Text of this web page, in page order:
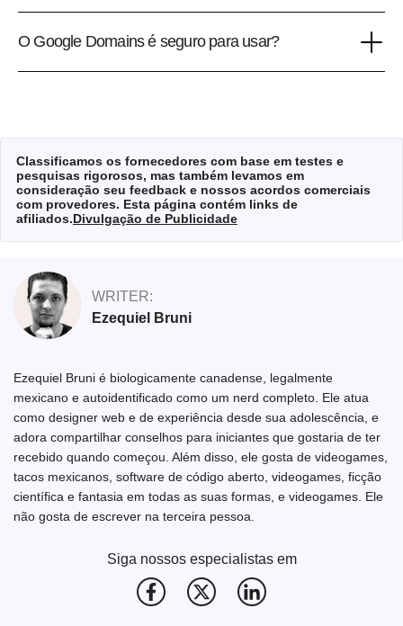
O Google Domains é seguro para usar?
Classificamos os fornecedores com base em testes e
pesquisas rigorosos, mas também levamos em
consideração seu feedback e nossos acordos comerciais
com provedores. Esta página contém links de
afiliados.Divulgação de Publicidade
WRITER:
Ezequiel Bruni
Ezequiel Bruni é biologicamente canadense, legalmente
mexicano e autoidentificado como um nerd completo. Ele atua
como designer web e de experiência desde sua adolescência, e
adora compartilhar conselhos para iniciantes que gostaria de ter
recebido quando começou. Além disso, ele gosta de videogames,
tacos mexicanos, software de código aberto, videogames, ficção
científica e fantasia em todas as suas formas, e videogames. Ele
não gosta de escrever na terceira pessoa.
Siga nossos especialistas em